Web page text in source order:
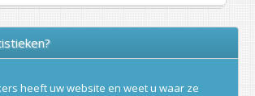
heeft uw website en weet u waar ze